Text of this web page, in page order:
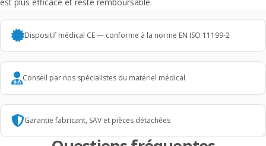
Dispositif médical CE — conforme à la norme EN ISO 11199-2
Conseil par nos spécialistes du matériel médical
Garantie fabricant, SAV et pièces détachées